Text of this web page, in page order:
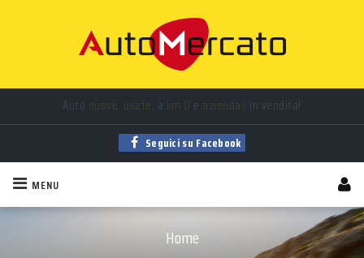
Auto nuove usate , a km 0 e aziendali in vendita!
Seguici su Facebook
MENU
Home